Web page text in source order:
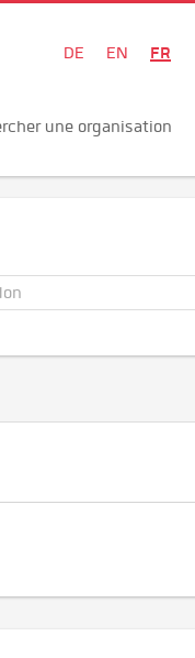
DE EN FR
une organisation